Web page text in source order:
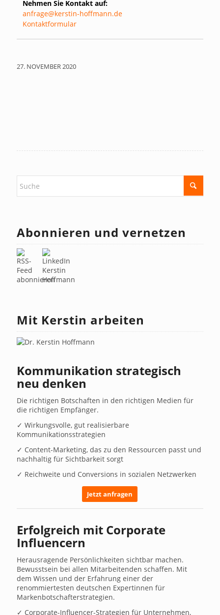
Nehmen Sie Kontakt auf:
anfrage@kerstin-hoffmann.de
Kontaktformular
27. NOVEMBER 2020
Abonnieren und vernetzen
Mit Kerstin arbeiten
Kommunikation strategisch
neu denken
Die richtigen Botschaften in den richtigen Medien für
die richtigen Empfänger.
✓ Wirkungsvolle, gut realisierbare
Kommunikationsstrategien
✓ Content-Marketing, das zu den Ressourcen passt und
nachhaltig für Sichtbarkeit sorgt
✓ Reichweite und Conversions in sozialen Netzwerken
Jetzt anfragen
Erfolgreich mit Corporate
Influencern
Herausragende Persönlichkeiten sichtbar machen.
Bewusstsein bei allen Mitarbeitenden schaffen. Mit
dem Wissen und der Erfahrung einer der
renommiertesten deutschen Expertinnen für
Markenbotschafterstrategien.
✓ Corporate-Influencer-Strategien für Unternehmen,